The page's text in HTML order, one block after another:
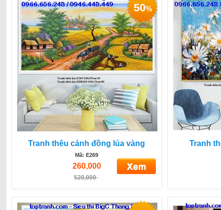
Tranh thêu cánh đồng lúa vàng
Mã: E269
260,000
520,000
50%
Tranh